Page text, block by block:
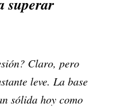
superar
Claro, pero
leve. La base
sólida hoy como